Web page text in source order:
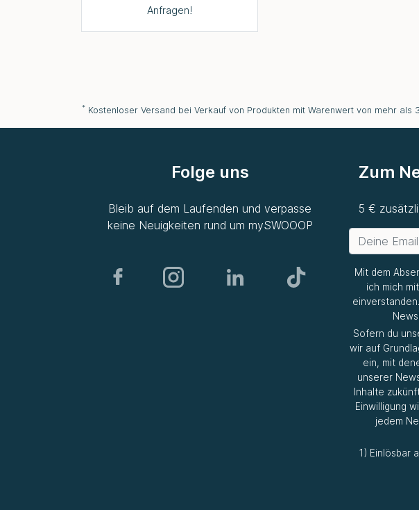
Anfragen!
* Kostenloser Versand bei Verkauf von Produkten mit Warenwert von mehr als
Folge uns
Bleib auf dem Laufenden und verpasse
keine Neuigkeiten rund um mySWOOOP
Zum
5 €
Mit dem
ich mich
Sofern du
wir auf
ein, mit
unserer
Inhalte
Einwilligung
jedem
1) Einlösbar